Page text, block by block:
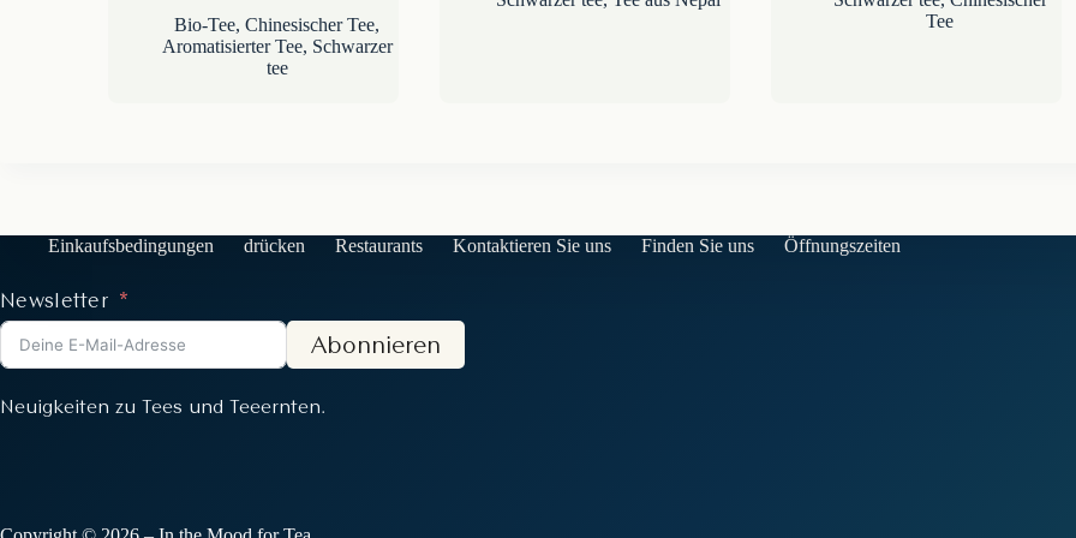
Bio-Tee,Chinesischer Tee,
Aromatisierter Tee, Schwarzer
tee
Tee
Einkaufsbedingungen drücken Restaurants Kontaktieren Sie uns Finden Sie uns Öffnungszeiten
Newsletter
Abonnieren
Neuigkeiten zu Tees und Teeernten.